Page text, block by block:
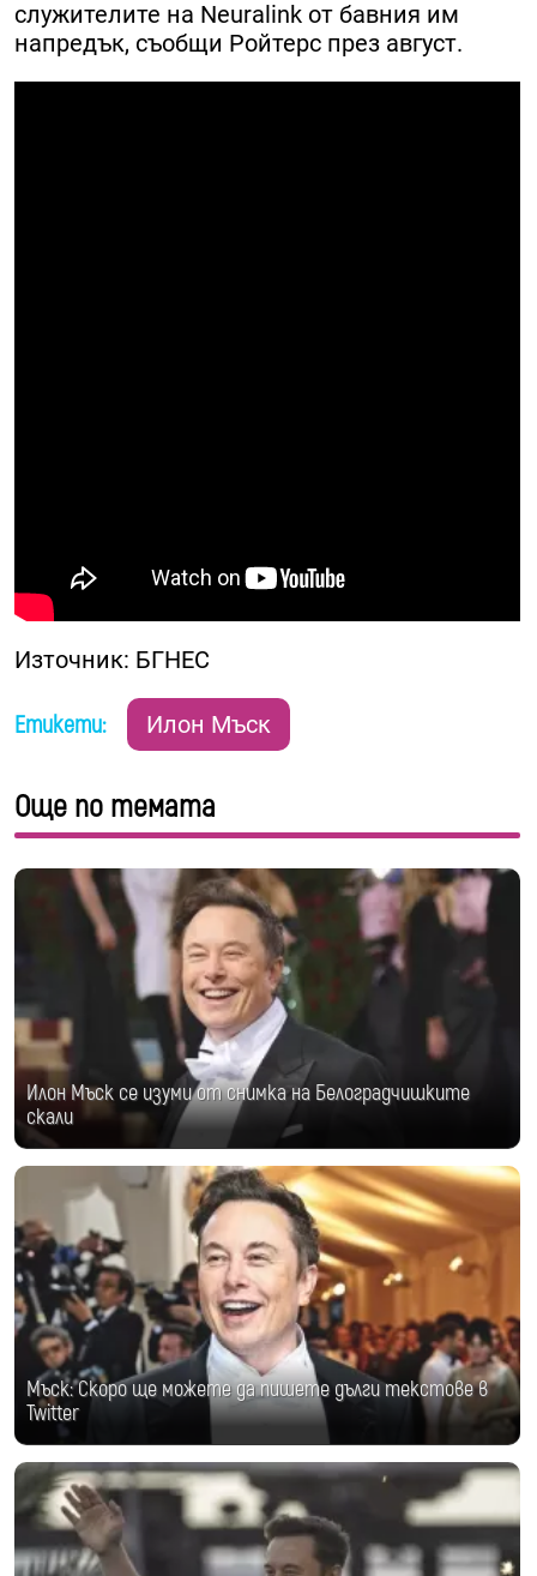
служителите на Neuralink от бавния им
напредък, съобщи Ройтерс през август.
Източник: БГНЕС
Етикети: Илон Мъск
Още по темата
Илон Мъск се изуми от снимка на Белоградчишките
скали
Мъск: Скоро ще можете да пишете дълги текстове в
Twitter